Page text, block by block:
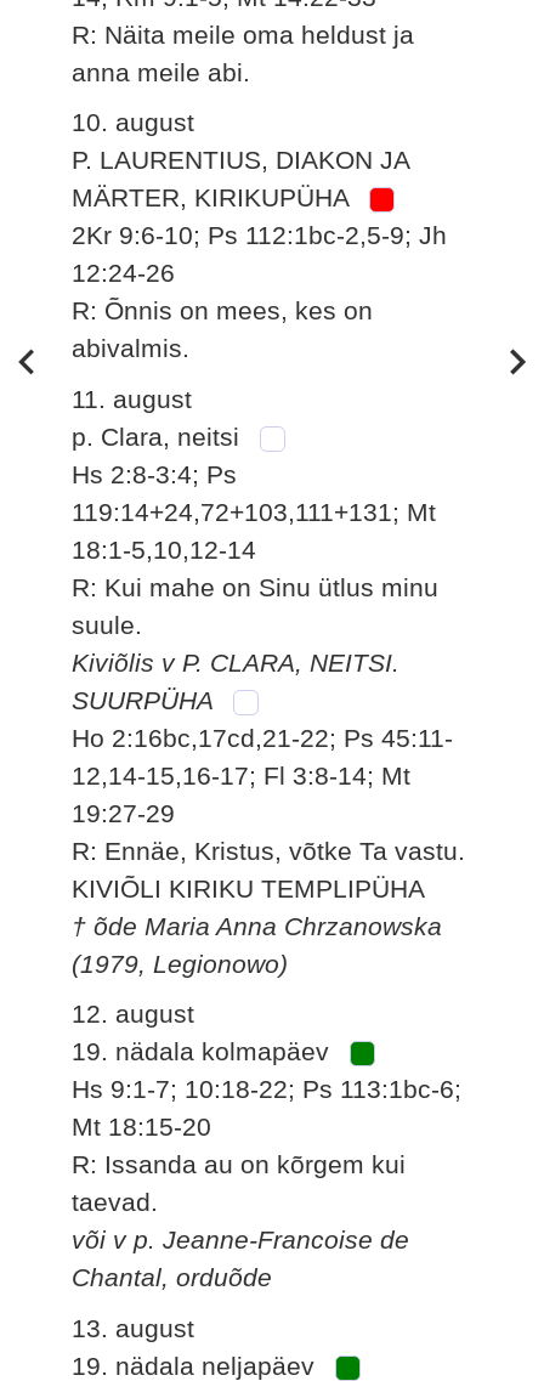
R: Näita meile oma heldust ja
anna meile abi.
10. august
P. LAURENTIUS, DIAKON JA
MÄRTER, KIRIKUPÜHA
2Kr 9:6-10; Ps 112:1bc-2,5-9; Jh
12:24-26
R: Õnnis on mees, kes on
abivalmis.
11. august
p. Clara, neitsi
Hs 2:8-3:4; Ps
119:14+24,72+103,111+131; Mt
18:1-5,10,12-14
R: Kui mahe on Sinu ütlus minu
suule.
Kiviõlis v P. CLARA, NEITSI.
SUURPÜHA
Ho 2:16bc,17cd,21-22; Ps 45:11-
12,14-15,16-17; Fl 3:8-14; Mt
19:27-29
R: Ennäe, Kristus, võtke Ta vastu.
KIVIÕLI KIRIKU TEMPLIPÜHA
† õde Maria Anna Chrzanowska
(1979, Legionowo)
12. august
19. nädala kolmapäev
Hs 9:1-7; 10:18-22; Ps 113:1bc-6;
Mt 18:15-20
R: Issanda au on kõrgem kui
taevad.
või v p. Jeanne-Francoise de
Chantal, orduõde
13. august
19. nädala neljapäev